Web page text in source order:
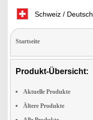
Schweiz / Deutsch
Startseite
Produkt-Übersicht:
Aktuelle Produkte
Ältere Produkte